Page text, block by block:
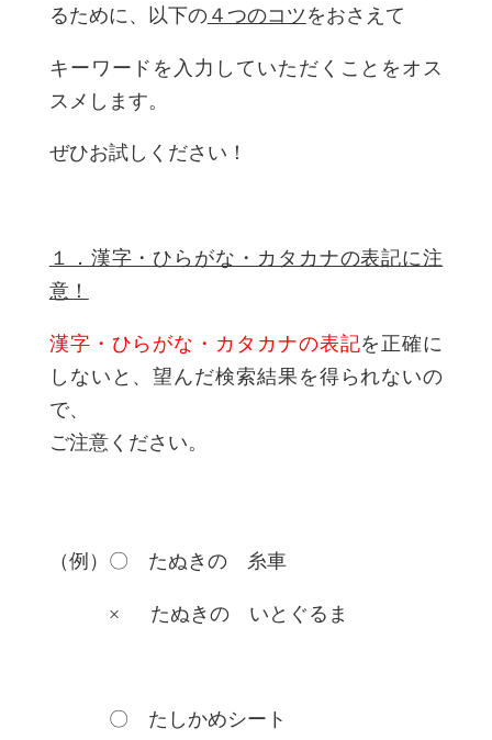
るために、以下の４つのコツ をおさえて
キーワードを入力していただくことをオス
スメします。
ぜひお試しください！
１．漢字・ひらがな・カタカナの表記に注
意！
漢字・ひらがな・カタカナの表記を正確に
しないと、望んだ検索結果を得られないの
で、
ご注意ください。
（例）〇 たぬきの 糸車
× たぬきの いとぐるま
〇 たしかめシート